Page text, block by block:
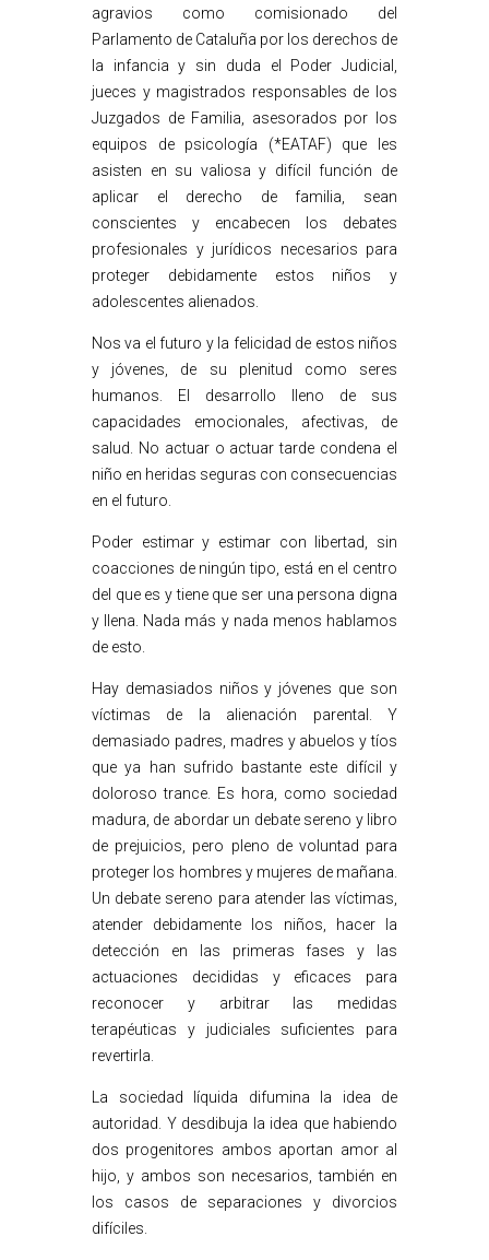
agravios como comisionado del
Parlamento de Cataluña por los derechos de
la infancia y sin duda el Poder Judicial,
jueces y magistrados responsables de los
Juzgados de Familia, asesorados por los
equipos de psicología (*EATAF) que les
asisten en su valiosa y difícil función de
aplicar el derecho de familia, sean
conscientes y encabecen los debates
profesionales y jurídicos necesarios para
proteger debidamente estos niños y
adolescentes alienados.
Nos va el futuro y la felicidad de estos niños
y jóvenes, de su plenitud como seres
humanos. El desarrollo lleno de sus
capacidades emocionales, afectivas, de
salud. No actuar o actuar tarde condena el
niño en heridas seguras con consecuencias
en el futuro.
Poder estimar y estimar con libertad, sin
coacciones de ningún tipo, está en el centro
del que es y tiene que ser una persona digna
y llena. Nada más y nada menos hablamos
de esto.
Hay demasiados niños y jóvenes que son
víctimas de la alienación parental. Y
demasiado padres, madres y abuelos y tíos
que ya han sufrido bastante este difícil y
doloroso trance. Es hora, como sociedad
madura, de abordar un debate sereno y libro
de prejuicios, pero pleno de voluntad para
proteger los hombres y mujeres de mañana.
Un debate sereno para atender las víctimas,
atender debidamente los niños, hacer la
detección en las primeras fases y las
actuaciones decididas y eficaces para
reconocer y arbitrar las medidas
terapéuticas y judiciales suficientes para
revertirla.
La sociedad líquida difumina la idea de
autoridad. Y desdibuja la idea que habiendo
dos progenitores ambos aportan amor al
hijo, y ambos son necesarios, también en
los casos de separaciones y divorcios
difíciles.